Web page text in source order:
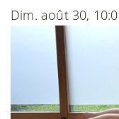
Dim. août 30,